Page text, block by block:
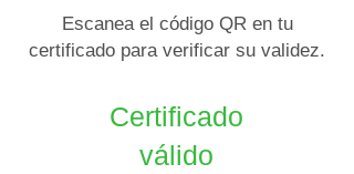
Escanea el código QR en tu
certificado para verificar su validez.
Certificado
válido